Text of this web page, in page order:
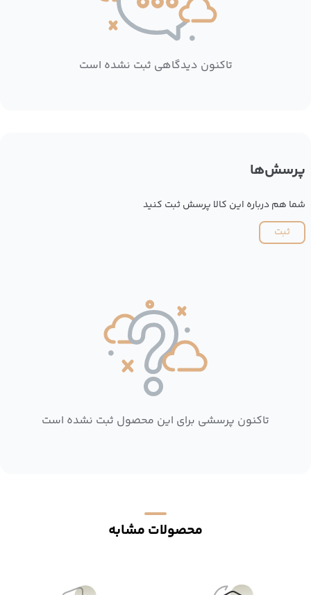
تاکنون دیدگاهی ثبت نشده است
پرسش‌ها
شما هم درباره این کالا پرسش ثبت کنید
ثبت
تاکنون پرسشی برای این محصول ثبت نشده است
محصولات مشابه